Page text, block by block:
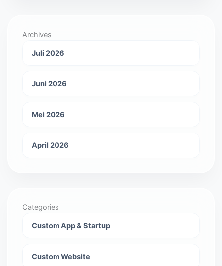
Archives
Juli 2026
Juni 2026
Mei 2026
April 2026
Categories
Custom App & Startup
Custom Website